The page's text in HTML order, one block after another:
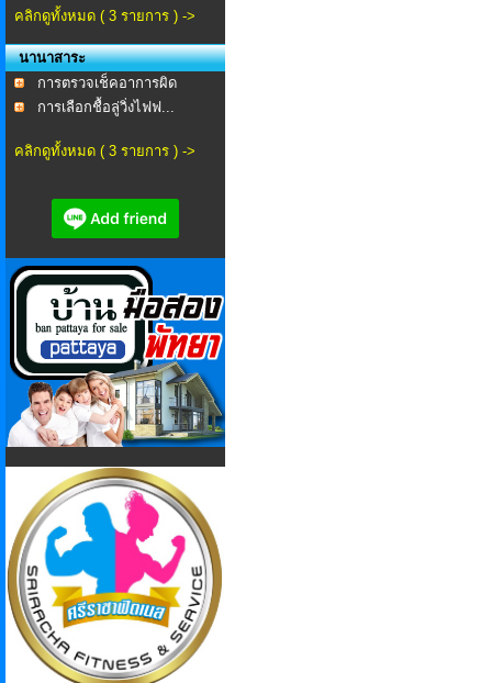
คลิกดูทั้งหมด ( 3 รายการ ) ->
นานาสาระ
การตรวจเช็คอาการผิด
ปกต...การเลือกชื้อลู่วิ่งไฟฟ...
คลิกดูทั้งหมด ( 3 รายการ ) ->